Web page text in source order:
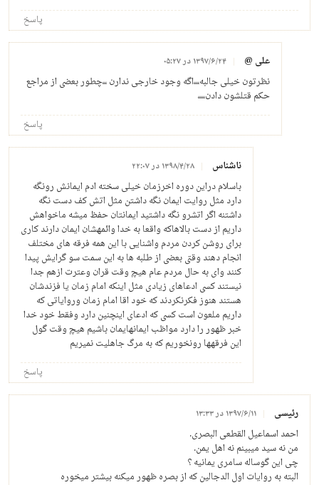
پاسخ
علی @ ۱۳۹۷/۶/۲۴ در ۰۵:۲۷
نظرتون خیلی جالبه،،،،اگه وجود خارجی ندارن ،،،چطور بعضی از مراجع
حکم قتلشون دادن،،،،،
پاسخ
ناشناس ۱۳۹۸/۴/۲۸ در ۲۲:۰۷
باسلام دراین دوره اخرزمان خیلی سخته ادم ایمانش رونگه
دارد مثل روایت ایمان نگه داشتن مثل اتش کف دست نگه
داشتنه اگر اتشرو نگه داشتید ایمانتان حفظ میشه ماخواهش
داریم از دست بالاهاکه واقعا به خدا وائمهشان ایمان دارند کاری
برای روشن کردن مردم واشنایی با این همه فرقه های مختلف
انجام دهند وقتی بعضی از طلبه ها به این سمت سو گرایش پیدا
کنند وای به حال مردم عام هیچ وقت قران وعترت ازهم جدا
نیستند کسی ادعاهای زیادی مثل اینکه امام زمان یا فزندشان
هستند هنوز فکرنکردند که خود اقا امام زمان وروایاتی که
داریم ملعون است کسی که ادعای اینچنین دارد وفقط خود خدا
خبر ظهور را دارد مواظب ایمانهایمان باشیم هیچ وقت گول
این فرقهها رونخوریم که به مرگ جاهلیت نمیریم
پاسخ
رئیسی ۱۳۹۷/۶/۱۱ در ۱۳:۳۳
احمد اسماعیل القطعی البصری.
من نه سید میبینم نه اهل یمن.
چی این گوساله سامری یمانیه ؟
البته به روایات اول الدجالین که از بصره ظهور میکنه بیشتر میخوره